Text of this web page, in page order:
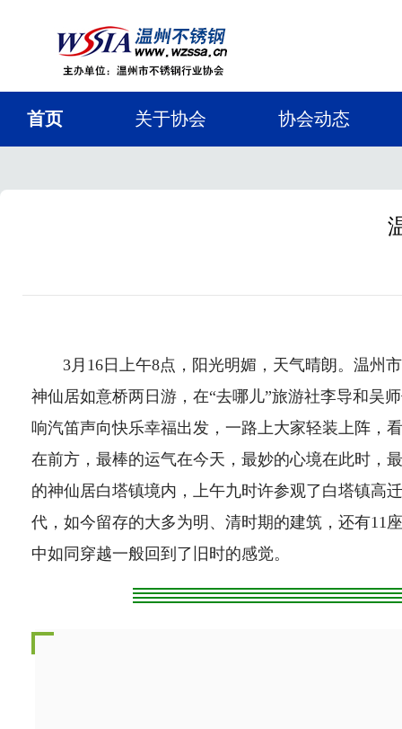
首页 关于协会 协会动态
3月16日上午8点，阳光明媚，天气晴朗。温州市
神仙居如意桥两日游，在“去哪儿”旅游社李导和吴
响汽笛声向快乐幸福出发，一路上大家轻装上阵，
在前方，最棒的运气在今天，最妙的心境在此时，
的神仙居白塔镇境内，上午九时许参观了白塔镇高
代，如今留存的大多为明、清时期的建筑，还有11
中如同穿越一般回到了旧时的感觉。